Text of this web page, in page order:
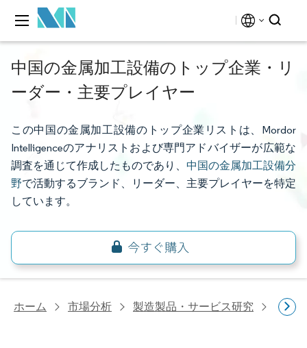
中国の金属加工設備のトップ企業・リ
ーダー・主要プレイヤー
この中国の金属加工設備のトップ企業リストは、Mordor
Intelligenceのアナリストおよび専門アドバイザーが広範な
調査を通じて作成したものであり、 中国の金属加工設備分
野で活動するブランド、リーダー、主要プレイヤーを特定
しています。
ホーム 市場分析 製造製品・サービス研究 金属